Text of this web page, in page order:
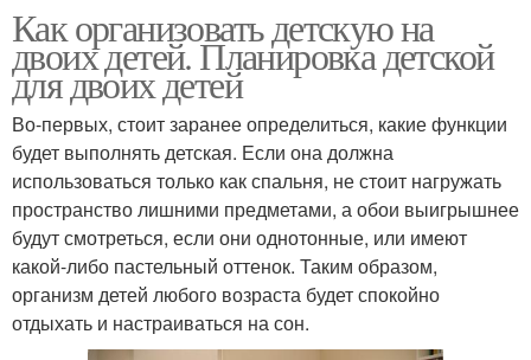
Как организовать детскую на
двоих детей. Планировка детской
для двоих детей
Во-первых, стоит заранее определиться, какие функции
будет выполнять детская. Если она должна
использоваться только как спальня, не стоит нагружать
пространство лишними предметами, а обои выигрышнее
будут смотреться, если они однотонные, или имеют
какой-либо пастельный оттенок. Таким образом,
организм детей любого возраста будет спокойно
отдыхать и настраиваться на сон.